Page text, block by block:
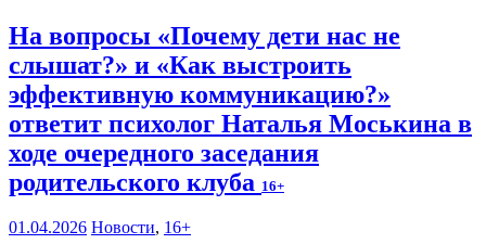
На вопросы «Почему дети нас не
слышат?» и «Как выстроить
эффективную коммуникацию?»
ответит психолог Наталья Моськина в
ходе очередного заседания
родительского клуба 16+
01.04.2026 Новости, 16+